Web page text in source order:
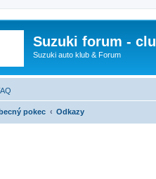
Suzuki forum -
Suzuki auto klub & Forum
pokec Odkazy